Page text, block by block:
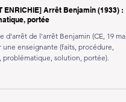
ENRICHIE] Arrêt Benjamin (1933) :
portée
d'arrêt de l'arrêt Benjamin (CE, 19 mai
une enseignante (faits, procédure,
solution, portée).